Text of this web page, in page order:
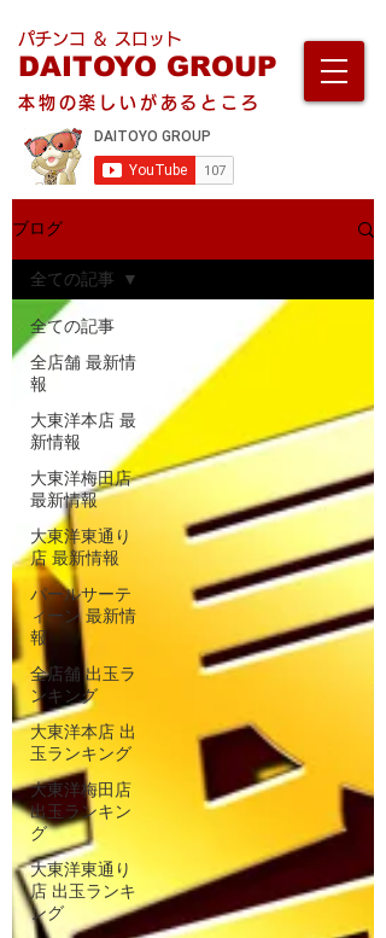
パチンコ ＆ スロット
DAITOYO GROUP
本物の楽しいがあるところ
ブログ
全ての記事
全店舗 最新情
報
大東洋本店 最
新情報
大東洋梅田店
最新情報
大東洋東通り
店 最新情報
パールサーテ
ィーン 最新情
報
全店舗 出玉ラ
ンキング
大東洋本店 出
玉ランキング
大東洋梅田店
出玉ランキン
グ
大東洋東通り
店 出玉ランキ
ング
全ての記事